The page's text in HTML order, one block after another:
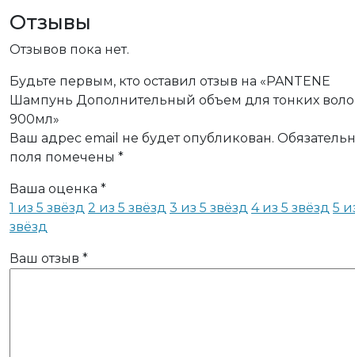
Отзывы
Отзывов пока нет.
Будьте первым, кто оставил отзыв на «PANTENE
Шампунь Дополнительный объем для тонких
900мл»
Ваш адрес email не будет опубликован.
поля помечены *
Ваша оценка *
1 из 5 звёзд 2 из 5 звёзд 3 из 5 звёзд 4 из 5 звёзд 5
звёзд
Ваш отзыв *